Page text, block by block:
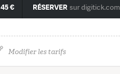
45 € RÉSERVER sur digitick.com
Modifier les tarifs